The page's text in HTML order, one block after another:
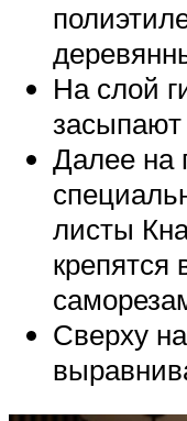
На слой
засыпают
Далее на
листы
крепятся
Сверху